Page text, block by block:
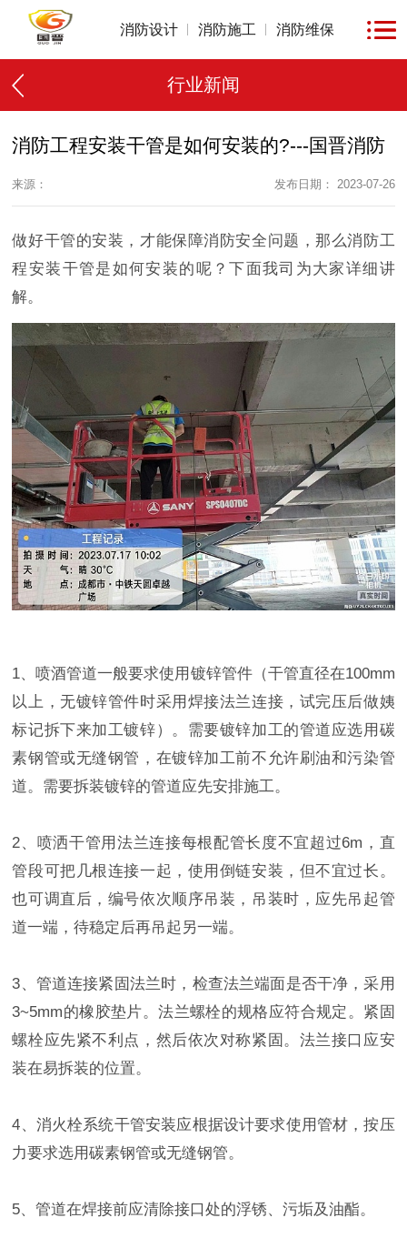
消防设计 消防施工 消防维保
行业新闻
消防工程安装干管是如何安装的?---国晋消防
来源： 发布日期： 2023-07-26
做好干管的安装，才能保障消防安全问题，那么消防工
程安装干管是如何安装的呢？下面我司为大家详细讲
解。
1、喷酒管道一般要求使用镀锌管件（干管直径在100mm
以上，无镀锌管件时采用焊接法兰连接，试完压后做姨
标记拆下来加工镀锌）。需要镀锌加工的管道应选用碳
素钢管或无缝钢管，在镀锌加工前不允许刷油和污染管
道。需要拆装镀锌的管道应先安排施工。
2、喷洒干管用法兰连接每根配管长度不宜超过6m，直
管段可把几根连接一起，使用倒链安装，但不宜过长。
也可调直后，编号依次顺序吊装，吊装时，应先吊起管
道一端，待稳定后再吊起另一端。
3、管道连接紧固法兰时，检查法兰端面是否干净，采用
3~5mm的橡胶垫片。法兰螺栓的规格应符合规定。紧固
螺栓应先紧不利点，然后依次对称紧固。法兰接口应安
装在易拆装的位置。
4、消火栓系统干管安装应根据设计要求使用管材，按压
力要求选用碳素钢管或无缝钢管。
5、管道在焊接前应清除接口处的浮锈、污垢及油酯。